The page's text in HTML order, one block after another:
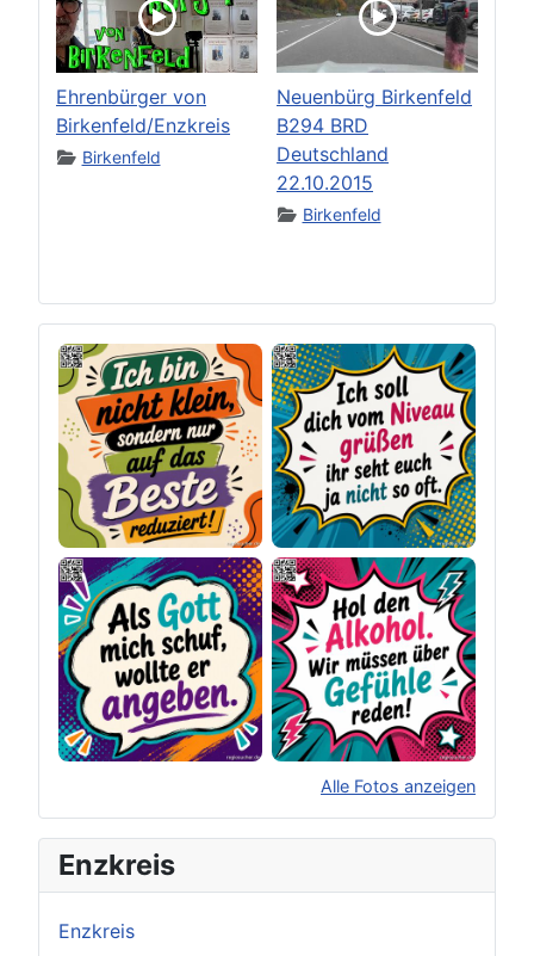
Ehrenbürger von
Birkenfeld/Enzkreis
Birkenfeld
Neuenbürg Birkenfeld
B294 BRD
Deutschland
22.10.2015
Birkenfeld
Alle Fotos anzeigen
Original herunterladen
Enzkreis
Enzkreis